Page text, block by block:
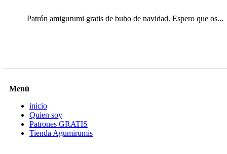
Patrón amigurumi gratis de buho de navidad. Espero que os...
Menú
inicio
Quien soy
Patrones GRATIS
Tienda Agumirumis